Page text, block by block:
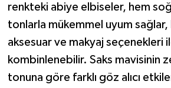
renkteki abiye elbiseler, hem
tonlarla mükemmel uyum sağlar,
aksesuar ve makyaj seçenekleri
kombinlenebilir. Saks mavisinin
tonuna göre farklı göz alıcı